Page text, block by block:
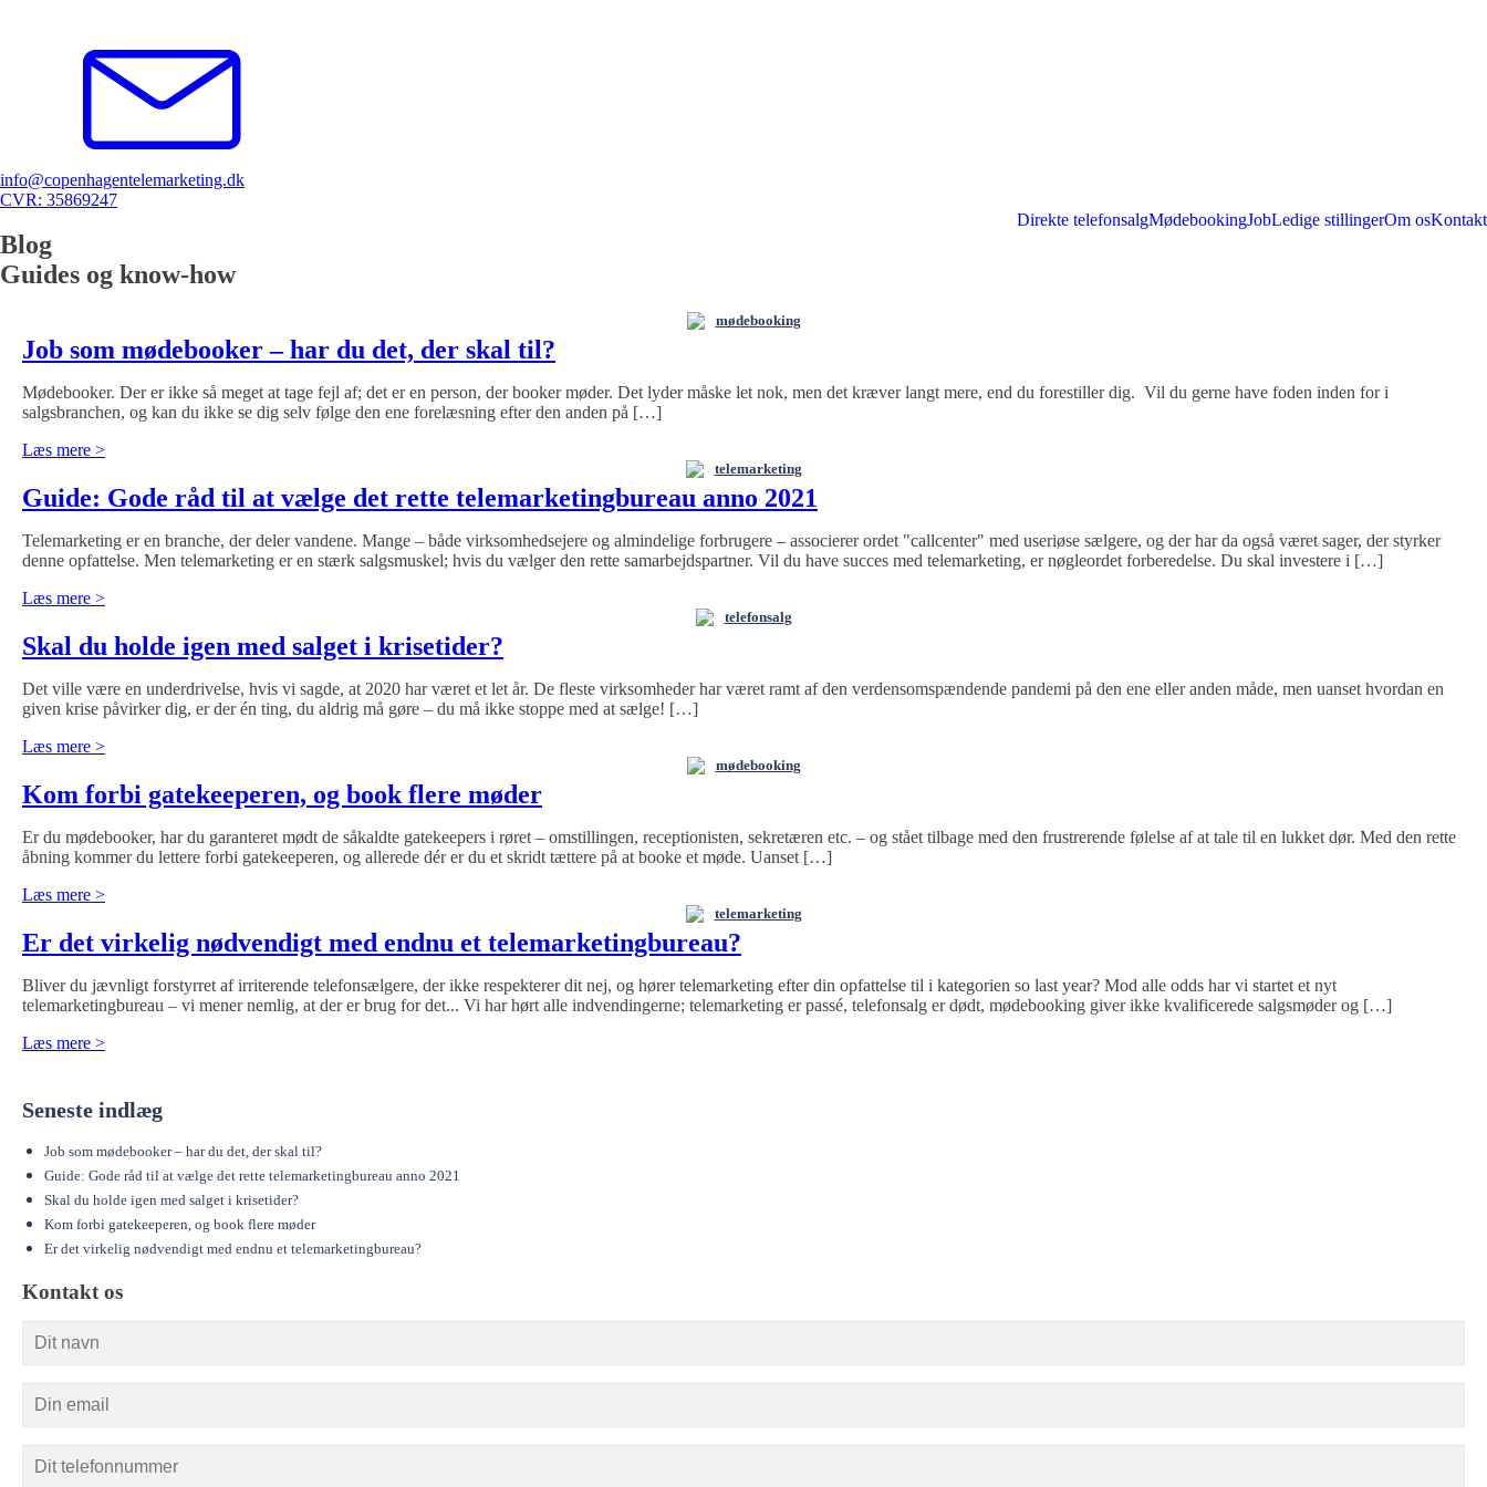
info@copenhagentelemarketing.dk
CVR: 35869247
Direkte telefonsalgMødebookingJobLedige stillingerOm osKontakt
Blog
Guides og know-how
mødebooking
Job som mødebooker – har du det, der skal til?
Mødebooker. Der er ikke så meget at tage fejl af; det er en person, der booker møder. Det lyder måske let nok, men det kræver langt mere, end du forestiller dig. Vil du gerne have foden inden for i
salgsbranchen, og kan du ikke se dig selv følge den ene forelæsning efter den anden på […]
Læs mere >
telemarketing
Guide: Gode råd til at vælge det rette telemarketingbureau anno 2021
Telemarketing er en branche, der deler vandene. Mange – både virksomhedsejere og almindelige forbrugere – associerer ordet "callcenter" med useriøse sælgere, og der har da også været sager, der styrker
denne opfattelse. Men telemarketing er en stærk salgsmuskel; hvis du vælger den rette samarbejdspartner. Vil du have succes med telemarketing, er nøgleordet forberedelse. Du skal investere i […]
Læs mere >
telefonsalg
Skal du holde igen med salget i krisetider?
Det ville være en underdrivelse, hvis vi sagde, at 2020 har været et let år. De fleste virksomheder har været ramt af den verdensomspændende pandemi på den ene eller anden måde, men uanset hvordan en
given krise påvirker dig, er der én ting, du aldrig må gøre – du må ikke stoppe med at sælge! […]
Læs mere >
mødebooking
Kom forbi gatekeeperen, og book flere møder
Er du mødebooker, har du garanteret mødt de såkaldte gatekeepers i røret – omstillingen, receptionisten, sekretæren etc. – og stået tilbage med den frustrerende følelse af at tale til en lukket dør. Med den rette
åbning kommer du lettere forbi gatekeeperen, og allerede dér er du et skridt tættere på at booke et møde. Uanset […]
Læs mere >
telemarketing
Er det virkelig nødvendigt med endnu et telemarketingbureau?
Bliver du jævnligt forstyrret af irriterende telefonsælgere, der ikke respekterer dit nej, og hører telemarketing efter din opfattelse til i kategorien so last year? Mod alle odds har vi startet et nyt
telemarketingbureau – vi mener nemlig, at der er brug for det... Vi har hørt alle indvendingerne; telemarketing er passé, telefonsalg er dødt, mødebooking giver ikke kvalificerede salgsmøder og […]
Læs mere >
Seneste indlæg
Job som mødebooker – har du det, der skal til?
Guide: Gode råd til at vælge det rette telemarketingbureau anno 2021
Skal du holde igen med salget i krisetider?
Kom forbi gatekeeperen, og book flere møder
Er det virkelig nødvendigt med endnu et telemarketingbureau?
Kontakt os